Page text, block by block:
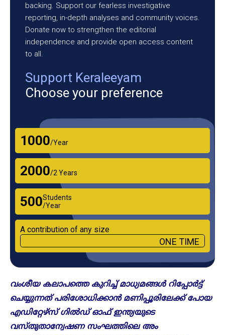
backing. Support our fearless investigative
reporting, in-depth analyses and community voices.
Donate now to strengthen the editorial
independence and provide open access content
to all.
Support Keraleeyam
Choose your preference
₹1000/Year
₹2000/2 Years
₹500Students
/Year
A contribution of any size
ONE TIME
വംശീയ കലാപത്തെ കുറിച്ച് മാധ്യമങ്ങൾ റിപ്പോർട്ട്
ചെയ്യുന്നത് പരിശോധിക്കാൻ മണിപ്പൂരിലേക്ക് പോയ
എഡിറ്റേഴ്‌സ് ഗിൽഡ് ഓഫ് ഇന്ത്യയുടെ
വസ്തുതാന്വേഷണ സംഘത്തിലെ അം​